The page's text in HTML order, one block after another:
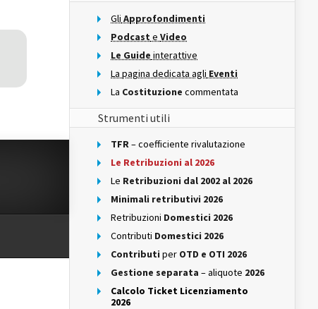
Gli Approfondimenti
Podcast e Video
Le Guide interattive
La pagina dedicata agli Eventi
La Costituzione commentata
Strumenti utili
TFR– coefficiente rivalutazione
Le Retribuzioni al 2026
Le Retribuzioni dal 2002 al 2026
Minimali retributivi 2026
Retribuzioni Domestici 2026
Contributi Domestici 2026
Contributi per OTD e OTI 2026
Gestione separata – aliquote 2026
Calcolo Ticket Licenziamento
2026